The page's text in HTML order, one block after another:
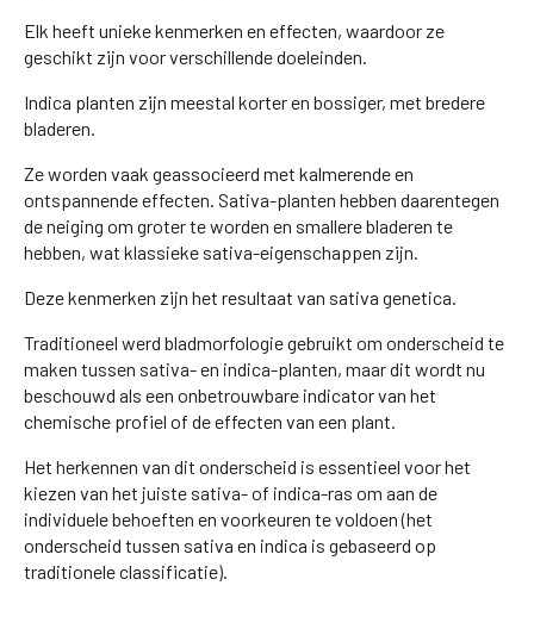
Elk heeft unieke kenmerken en effecten, waardoor ze
geschikt zijn voor verschillende doeleinden.
Indica planten zijn meestal korter en bossiger, met bredere
bladeren.
Ze worden vaak geassocieerd met kalmerende en
ontspannende effecten. Sativa-planten hebben daarentegen
de neiging om groter te worden en smallere bladeren te
hebben, wat klassieke sativa-eigenschappen zijn.
Deze kenmerken zijn het resultaat van sativa genetica.
Traditioneel werd bladmorfologie gebruikt om onderscheid te
maken tussen sativa- en indica-planten, maar dit wordt nu
beschouwd als een onbetrouwbare indicator van het
chemische profiel of de effecten van een plant.
Het herkennen van dit onderscheid is essentieel voor het
kiezen van het juiste sativa- of indica-ras om aan de
individuele behoeften en voorkeuren te voldoen (het
onderscheid tussen sativa en indica is gebaseerd op
traditionele classificatie).